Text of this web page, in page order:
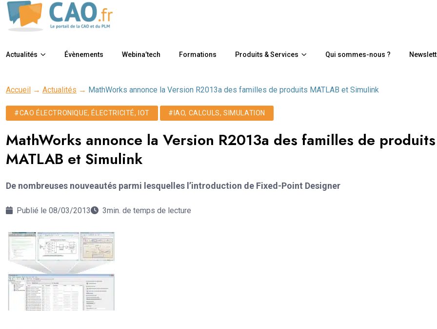
Actualités Évènements Webina’tech Formations Produits & Services Qui sommes-nous ?
Accueil → Actualités → MathWorks annonce la Version R2013a des familles de produits MATLAB et Simulink
#CAO ÉLECTRONIQUE, ÉLECTRICITÉ, IOT #IAO, CALCULS, SIMULATION
MathWorks annonce la Version R2013a des familles de produits
MATLAB et Simulink
De nombreuses nouveautés parmi lesquelles l’introduction de Fixed-Point Designer
Publié le 08/03/2013 3min. de temps de lecture